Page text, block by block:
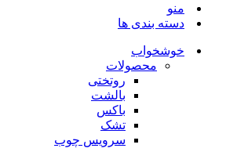
منو
دسته بندی ها
خوشخواب
محصولات
روتختی
بالشت
باکس
تشک
سرویس چوب